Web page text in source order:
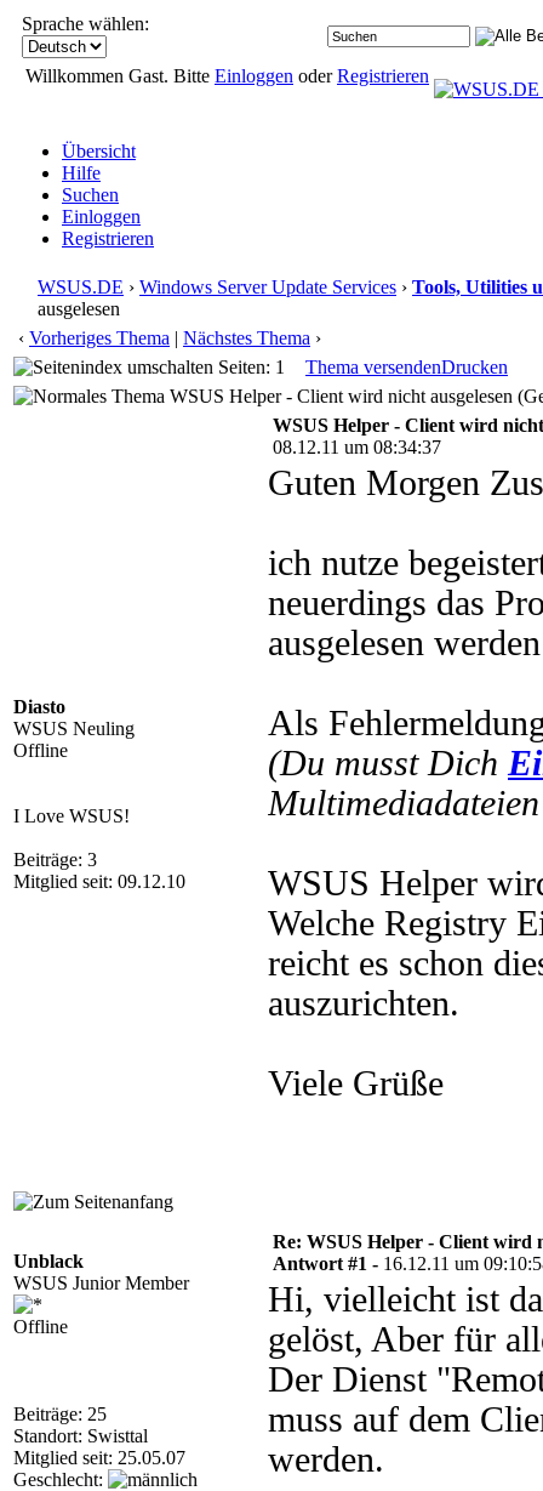
Sprache wählen:
Willkommen Gast. Bitte Einloggen oderRegistrieren
Übersicht
Hilfe
Suchen
Einloggen
Registrieren
WSUS.DE › Windows Server Update Services › Tools, Utilities
ausgelesen
‹ Vorheriges Thema | Nächstes Thema ›
Seiten: 1
Thema versendenDrucken
WSUS Helper - Client wird nicht ausgelesen
Diasto
WSUS Neuling
Offline
I Love WSUS!
Beiträge: 3
Mitglied seit: 09.12.10
WSUS Helper - Client wird nicht
08.12.11 um 08:34:37
Guten Morgen
ich nutze
neuerdings das
ausgelesen
Als
(Du musst Dich
WSUS Helper
Welche Registry
reicht es schon
auszurichten.
Viele Grüße
Unblack
WSUS Junior Member
Offline
Beiträge: 25
Standort: Swisttal
Mitglied seit: 25.05.07
Geschlecht:
Re: WSUS Helper - Client wird
Antwort #1 - 16.12.11 um
Hi, vielleicht ist
gelöst, Aber für
Der Dienst
muss auf dem
werden.